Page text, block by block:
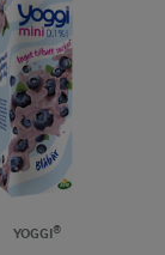
YOGGI®